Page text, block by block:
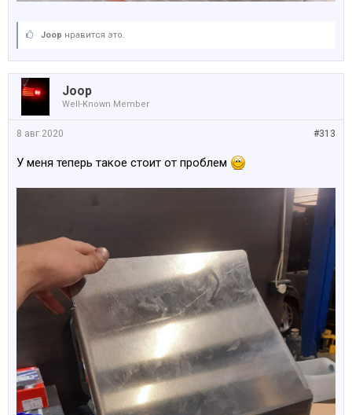
Joop нравится это.
Joop
Well-Known Member
#313
8 авг 2020
У меня теперь такое стоит от проблем